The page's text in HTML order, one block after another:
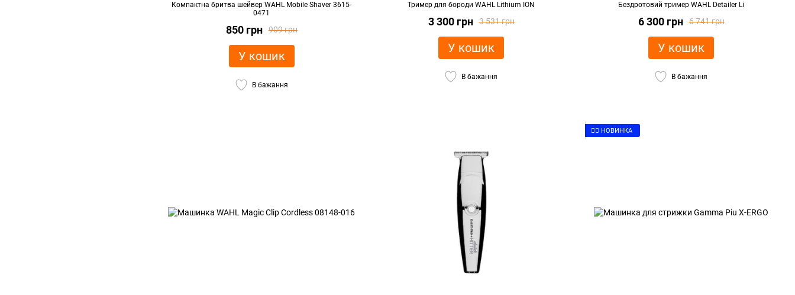
Компактна бритва шейвер WAHL Mobile Shaver 3615-
0471
909 грн
850 грн
У кошик
В бажання
Тример для бороди WAHL Lithium ION
3 531 грн
3 300 грн
У кошик
В бажання
Бездротовий тример WAHL Detailer Li
6 741 грн
6 300 грн
У кошик
В бажання
👉🏻 НОВИНКА